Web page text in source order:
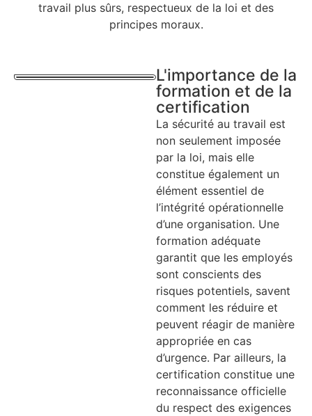
travail plus sûrs, respectueux de la loi et des
principes moraux.
L'importance de la
formation et de la
certification
La sécurité au travail est
non seulement imposée
par la loi, mais elle
constitue également un
élément essentiel de
l’intégrité opérationnelle
d’une organisation. Une
formation adéquate
garantit que les employés
sont conscients des
risques potentiels, savent
comment les réduire et
peuvent réagir de manière
appropriée en cas
d’urgence. Par ailleurs, la
certification constitue une
reconnaissance officielle
du respect des exigences